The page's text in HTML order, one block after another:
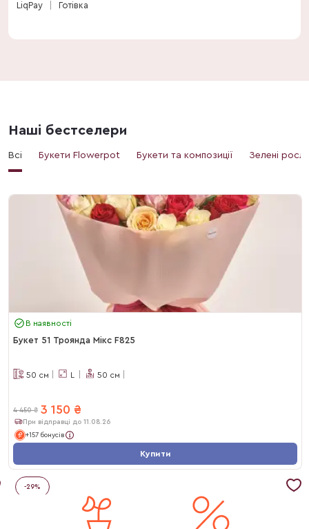
LiqPay Готівка
Наші бестселери
Всі Букети Flowerpot Букети та композиції Зелені
В наявності
Букет 51 Троянда Мікс F825
50 см L 50 см
4 450 ₴ 3 150 ₴
При відправці до 11.08.26
+157 бонусів
Купити
-29%